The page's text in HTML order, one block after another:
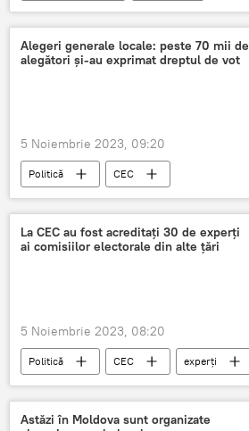
Alegeri generale locale: peste 70 mii de
alegători și-au exprimat dreptul de vot
5 Noiembrie 2023, 09:20
Politică
CEC
Alegeri locale generale în Moldova
La CEC au fost acreditați 30 de experți
ai comisiilor electorale din alte țări
5 Noiembrie 2023, 08:20
Politică CEC
experți
Alegeri locale generale în Moldova
Astăzi în Moldova sunt organizate